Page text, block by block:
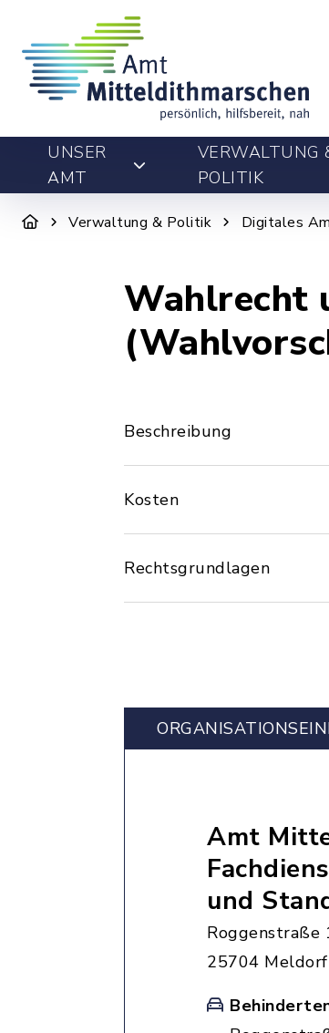
UNSER
AMT
VERWALTUNG
POLITIK
Verwaltung & Politik Digitales
Wahlrecht
Beschreibung
Kosten
Rechtsgrundlagen
Amt
und
Roggenstraße
25704 Meldorf